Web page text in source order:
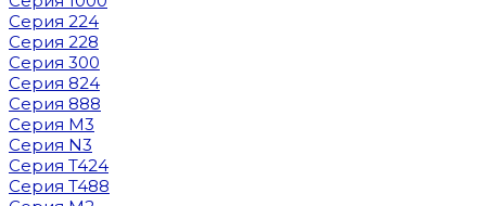
Серия 224
Серия 228
Серия 300
Серия 824
Серия 888
Серия M3
Серия N3
Серия T424
Серия T488